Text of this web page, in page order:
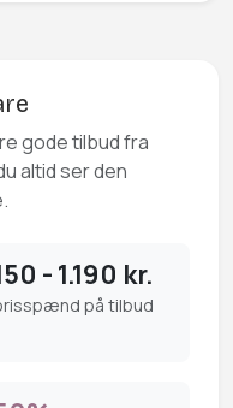
gode tilbud fra
altid ser den
- 1.190 kr.
på tilbud